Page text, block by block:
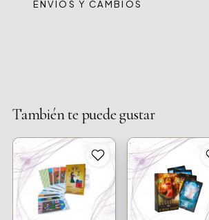
ENVÍOS Y CAMBIOS
También te puede gustar